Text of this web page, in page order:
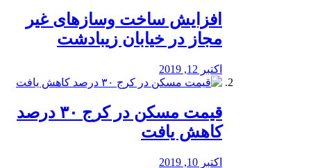
افزایش ساخت وسازهای غیر
مجاز در خیابان زیبادشت
اکتبر 12, 2019
️قیمت مسکن در کرج ۳۰ درصد
کاهش یافت
اکتبر 10, 2019